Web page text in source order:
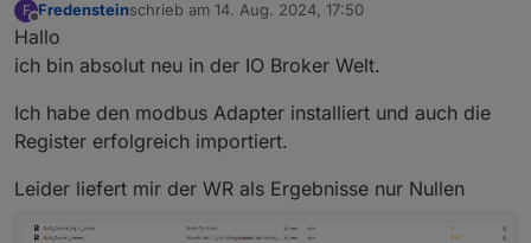
F
Offline
Fredensteinschrieb am 14. Aug. 2024, 17:50
zuletzt editiert von
Hallo
ich bin absolut neu in der IO Broker Welt.
Ich habe den modbus Adapter installiert und auch die
Register erfolgreich importiert.
Leider liefert mir der WR als Ergebnisse nur Nullen